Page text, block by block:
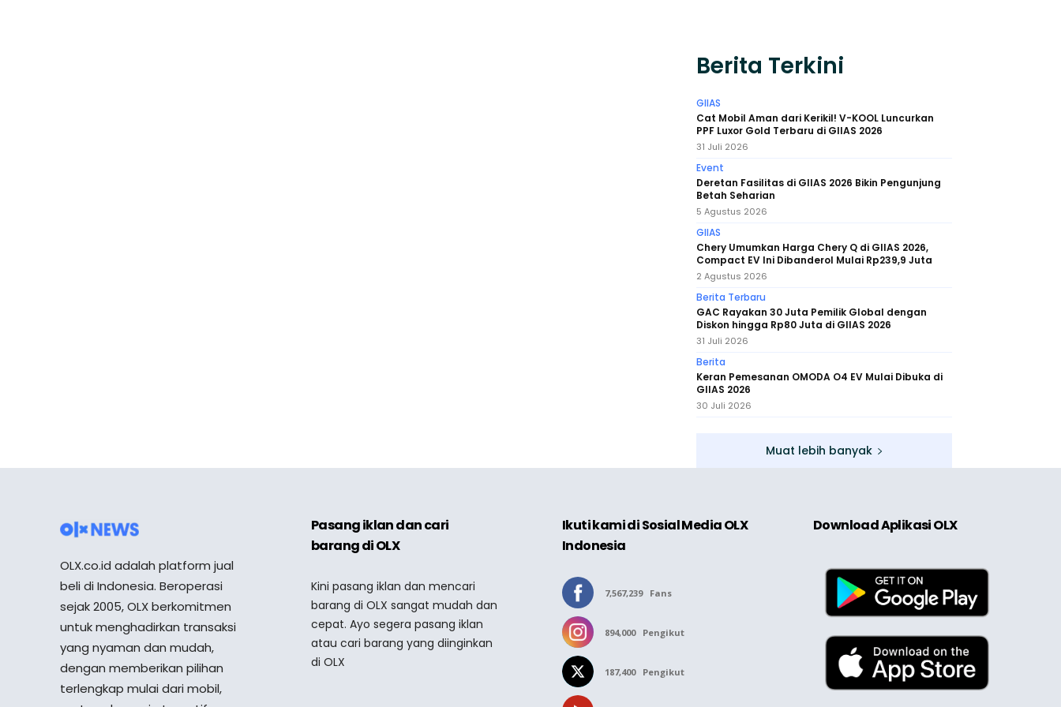
Berita Terkini
GIIAS
Cat Mobil Aman dari Kerikil! V-KOOL Luncurkan
PPF Luxor Gold Terbaru di GIIAS 2026
31 Juli 2026
Event
Deretan Fasilitas di GIIAS 2026 Bikin Pengunjung
Betah Seharian
5 Agustus 2026
GIIAS
Chery Umumkan Harga Chery Q di GIIAS 2026,
Compact EV Ini Dibanderol Mulai Rp239,9 Juta
2 Agustus 2026
Berita Terbaru
GAC Rayakan 30 Juta Pemilik Global dengan
Diskon hingga Rp80 Juta di GIIAS 2026
31 Juli 2026
Berita
Keran Pemesanan OMODA O4 EV Mulai Dibuka di
GIIAS 2026
30 Juli 2026
Muat lebih banyak
OLX.co.id adalah platform jual
beli di Indonesia. Beroperasi
sejak 2005, OLX berkomitmen
untuk menghadirkan transaksi
yang nyaman dan mudah,
dengan memberikan pilihan
terlengkap mulai dari mobil,
Pasang iklan dan cari
barang di OLX
Kini pasang iklan dan mencari
barang di OLX sangat mudah dan
cepat. Ayo segera pasang iklan
atau cari barang yang diinginkan
di OLX
Ikuti kami di Sosial Media OLX
Indonesia
7,567,239 Fans
894,000 Pengikut
187,400 Pengikut
Download Aplikasi OLX